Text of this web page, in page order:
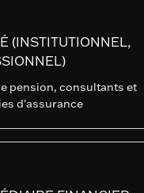
(INSTITUTIONNEL,
pension, consultants et
d'assurance
fonds
Nombre